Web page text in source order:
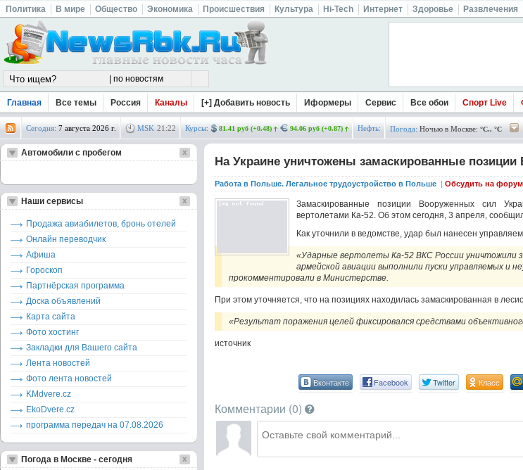
Политика В мире Общество Экономика Происшествия Культура Hi-Tech Интернет Здоровье Развлечения
Главная Все темы Россия Каналы [+] Добавить новость Иформеры Сервис Все обои Спорт Live
Сегодня: 7 августа 2026 г. MSK 21 :22 Курсы: 81.41 руб (+0.48) 94.06 руб (+0.87) Нефть: Погода: Ночью в Москве: °C.. °C
На Украине уничтожены замаскированные позиции
Работа в Польше. Легальное трудоустройство в Польше | Обсудить на
Замаскированные позиции Вооруженных сил
вертолетами Ка-52. Об этом сегодня, 3 апреля,
Как уточнили в ведомстве, удар был нанесен
«Ударные вертолеты Ка-52 ВКС России уничтожили
армейской авиации выполнили пуски управляемых и
прокомментировали в Министерстве.
При этом уточняется, что на позициях находилась замаскированная в
«Результат поражения целей фиксировался средствами
источник
Вконтакте Facebook Twitter Класс
Комментарии (0)
Автомобили с пробегом
Наши сервисы
Продажа авиабилетов, бронь отелей
Онлайн переводчик
Афиша
Гороскоп
Партнёрская программа
Доска объявлений
Карта сайта
Фото хостинг
Закладки для Вашего сайта
Лента новостей
Фото лента новостей
KMdvere.cz
EkoDvere.cz
программа передач на 07.08.2026
Погода в Москве - сегодня